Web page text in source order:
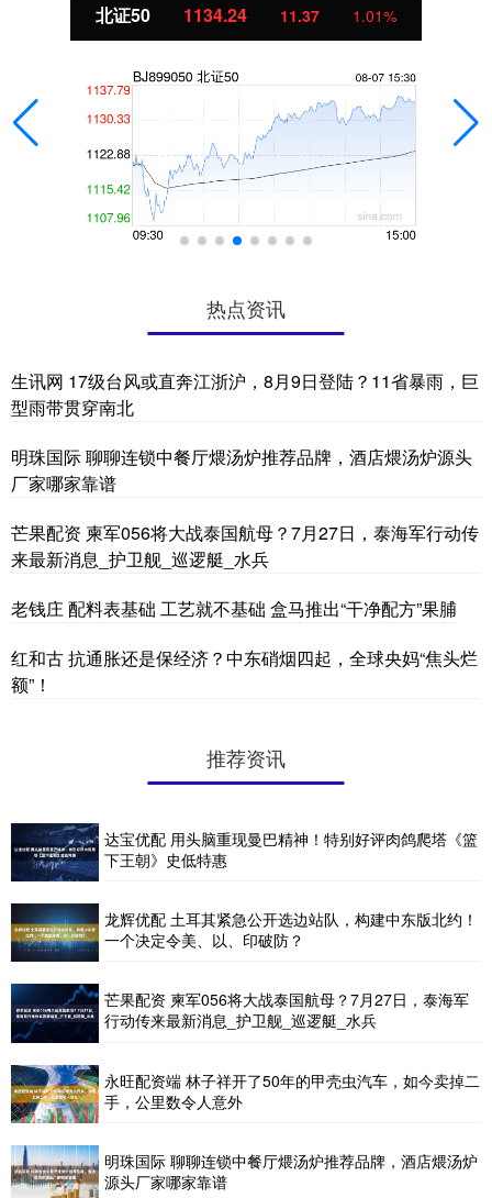
北证50 1134.24 11.37 1.01%
热点资讯
生讯网 17级台风或直奔江浙沪，8月9日登陆？11省暴雨，巨
型雨带贯穿南北
明珠国际 聊聊连锁中餐厅煨汤炉推荐品牌，酒店煨汤炉源头
厂家哪家靠谱
芒果配资 柬军056将大战泰国航母？7月27日，泰海军行动传
来最新消息_护卫舰_巡逻艇_水兵
老钱庄 配料表基础 工艺就不基础 盒马推出“干净配方”果脯
红和古 抗通胀还是保经济？中东硝烟四起，全球央妈“焦头烂
额”！
推荐资讯
达宝优配 用头脑重现曼巴精神！特别好评肉鸽爬塔《篮
下王朝》史低特惠
龙辉优配 土耳其紧急公开选边站队，构建中东版北约！
一个决定令美、以、印破防？
芒果配资 柬军056将大战泰国航母？7月27日，泰海军
行动传来最新消息_护卫舰_巡逻艇_水兵
永旺配资端 林子祥开了50年的甲壳虫汽车，如今卖掉二
手，公里数令人意外
明珠国际 聊聊连锁中餐厅煨汤炉推荐品牌，酒店煨汤炉
源头厂家哪家靠谱